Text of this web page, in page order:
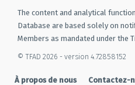
The content and analytical
Database are based solely on
Members as mandated under the
© TFAD 2026 - version 4.72858152
À propos de nous
Contactez-